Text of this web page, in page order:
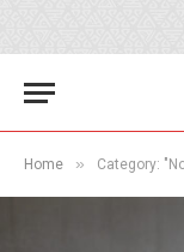
Home » Category: